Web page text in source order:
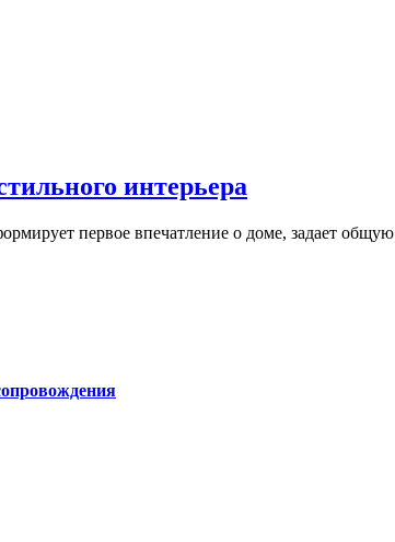
интерьера
первое впечатление о доме, задает общую